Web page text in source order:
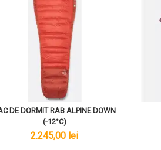
DE DORMIT RAB ALPINE DOWN
(-12°C)
lei
2.245,00 lei